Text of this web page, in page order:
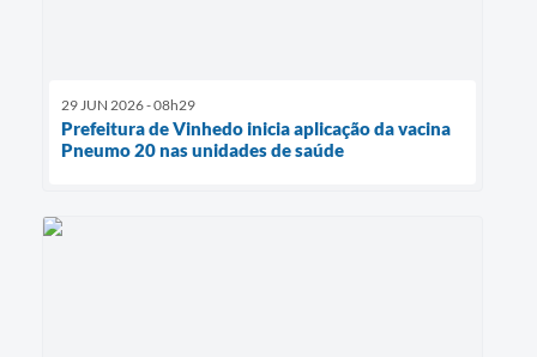
29 JUN 2026 - 08h29
Prefeitura de Vinhedo inicia aplicação da vacina
Pneumo 20 nas unidades de saúde